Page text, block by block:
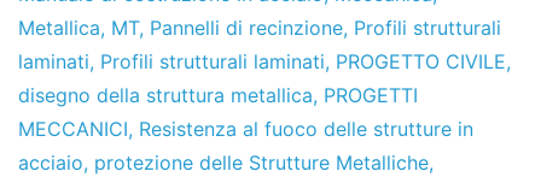
Metallica, MT, Pannelli di recinzione, Profili strutturali
laminati, Profili strutturali laminati, PROGETTO CIVILE,
disegno della struttura metallica, PROGETTI
MECCANICI, Resistenza al fuoco delle strutture in
acciaio, protezione delle Strutture Metalliche,